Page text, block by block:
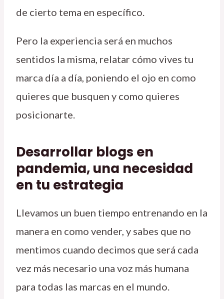
de cierto tema en específico.
Pero la experiencia será en muchos
sentidos la misma, relatar cómo vives tu
marca día a día, poniendo el ojo en como
quieres que busquen y como quieres
posicionarte.
Desarrollar blogs en
pandemia, una necesidad
en tu estrategia
Llevamos un buen tiempo entrenando en la
manera en como vender, y sabes que no
mentimos cuando decimos que será cada
vez más necesario una voz más humana
para todas las marcas en el mundo.